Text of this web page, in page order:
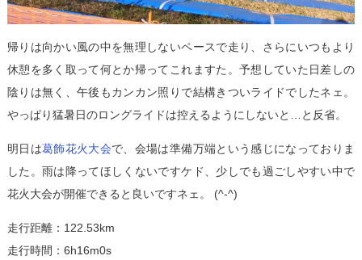
帰りは向かい風の中を無理しないペースで走り、さらにいつもより
休憩を多く取って何とか帰ってこれますた。予想していた日差しの
陰りは無く、午後もカンカン照りで結構きついライドでしたネェ。
やっぱり猛暑日のロングライドは控えるようにしないと…と反省。
明日は葛飾花火大会で、会場は準備万端という感じになっておりま
した。雨は降ってほしくないですケド、少しでも過ごしやすい中で
花火大会が開催できると良いですネェ。 (^-^)
走行距離：122.53km
走行時間：6h16m0s